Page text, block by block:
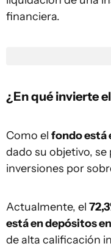
financiera.
¿En qué invierte
Como el fondo está
dado su objetivo, se
inversiones por
Actualmente, el
está en depósitos
de alta calificación